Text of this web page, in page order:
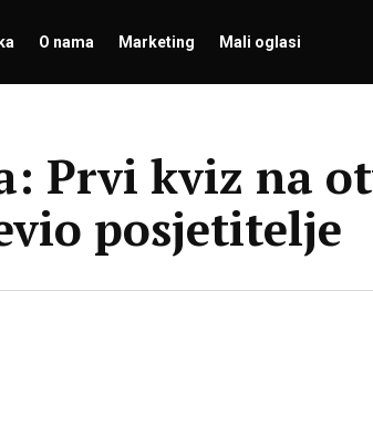
O nama Marketing Mali oglasi
Prvi kviz na
posjetitelje